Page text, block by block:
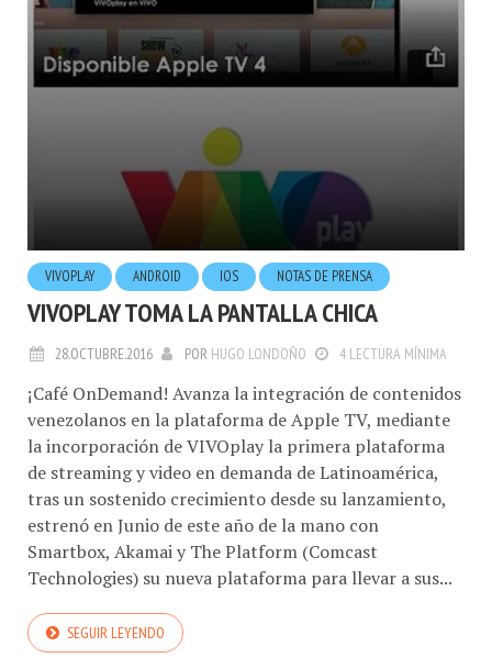
VIVOPLAY ANDROID IOS NOTAS DE PRENSA
VIVOPLAY TOMA LA PANTALLA CHICA
28.OCTUBRE.2016 POR HUGO LONDOÑO 4 LECTURA MÍNIMA
¡Café OnDemand! Avanza la integración de contenidos
venezolanos en la plataforma de Apple TV, mediante
la incorporación de VIVOplay la primera plataforma
de streaming y video en demanda de Latinoamérica,
tras un sostenido crecimiento desde su lanzamiento,
estrenó en Junio de este año de la mano con
Smartbox, Akamai y The Platform (Comcast
Technologies) su nueva plataforma para llevar a sus...
SEGUIR LEYENDO